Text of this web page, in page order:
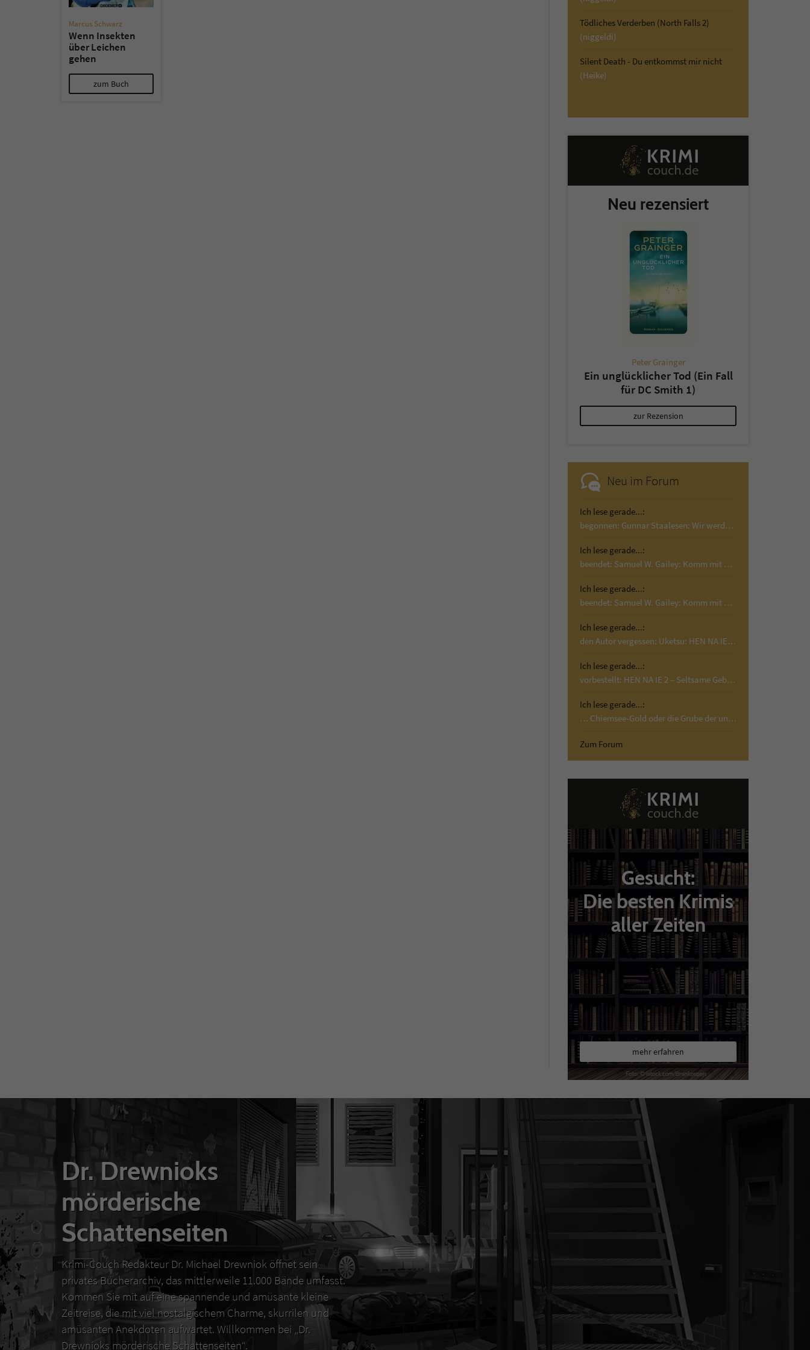
Marcus Schwarz
Wenn Insekten
über Leichen
gehen
zum Buch
Tödliches Verderben (North Falls 2)
(niggeldi)
Silent Death - Du entkommst mir nicht
(Heike)
Neu rezensiert
Peter Grainger
Ein unglücklicher Tod (Ein Fall
für DC Smith 1)
zur Rezension
Neu im Forum
Ich lese gerade...:
begonnen: Gunnar Staalesen: Wir werden Wind…
Ich lese gerade...:
beendet: Samuel W. Gailey: Komm mit mir; Krimi,…
Ich lese gerade...:
beendet: Samuel W. Gailey: Komm mit mir; Krimi,…
Ich lese gerade...:
den Autor vergessen: Uketsu: HEN NA IE 2 –…
Ich lese gerade...:
vorbestellt: HEN NA IE 2 – Seltsame Gebäude:…
Ich lese gerade...:
… Chiemsee-Gold oder die Grube der unschuldigen…
Zum Forum
Gesucht:
Die besten Krimis
aller Zeiten
mehr erfahren
Dr. Drewnioks
mörderische
Schattenseiten
Krimi-Couch Redakteur Dr. Michael Drewniok öffnet sein
privates Bücherarchiv, das mittlerweile 11.000 Bände umfasst.
Kommen Sie mit auf eine spannende und amüsante kleine
Zeitreise, die mit viel nostalgischem Charme, skurrilen und
amüsanten Anekdoten aufwartet. Willkommen bei „Dr.
Drewnioks mörderische Schattenseiten“.